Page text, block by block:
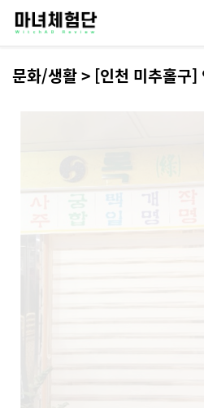
문화/생활 > [인천 미추홀구]